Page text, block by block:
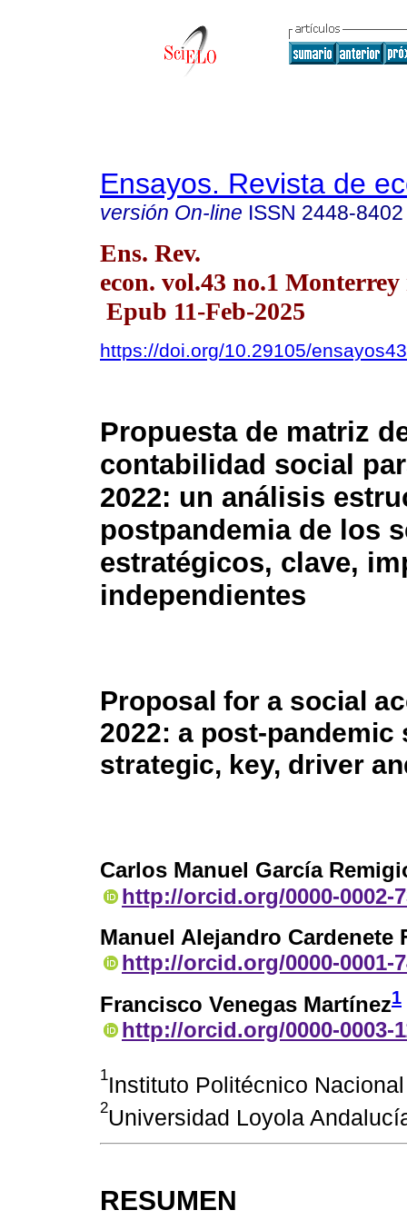
Ensayos. Revista de
versión On-line ISSN 2448-8402
Ens. Rev.
econ. vol.43 no.1 Monterrey
Epub 11-Feb-2025
https://doi.org/10.29105/
Propuesta de matriz
contabilidad social
2022: un análisis
postpandemia de los
estratégicos, clave,
independientes
Proposal for a social
2022: a post-
strategic, key, driver
Carlos Manuel García
http://orcid.org/0000-0002-
Manuel Alejandro Cardenete
http://orcid.org/0000-0001-
Francisco Venegas Martínez1
http://orcid.org/0000-0003-
1Instituto Politécnico Nacional
2Universidad Loyola
RESUMEN